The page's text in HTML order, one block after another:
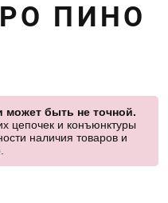
ПИНО
может быть не точной.
цепочек и конъюнктуры
наличия товаров и